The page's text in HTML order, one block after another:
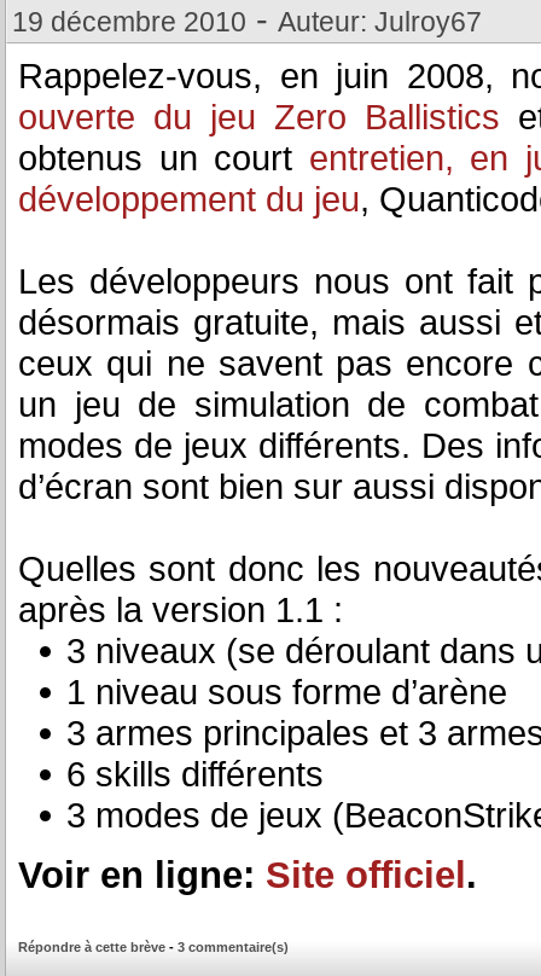
19 décembre 2010 - Auteur: Julroy67
Rappelez-vous, en juin 2008,
ouverte du jeu Zero Ballistics
obtenus un court entretien, en
développement du jeu,
Les développeurs nous ont
désormais gratuite, mais aussi
ceux qui ne savent pas encore
un jeu de simulation de
modes de jeux différents. Des
d’écran sont bien sur aussi
Quelles sont donc les
après la version 1.1 :
3 niveaux (se déroulant dans
1 niveau sous forme d’arène
3 armes principales et 3
6 skills différents
3 modes de jeux
Voir en ligne: Site officiel.
Répondre à cette brève - 3 commentaire(s)